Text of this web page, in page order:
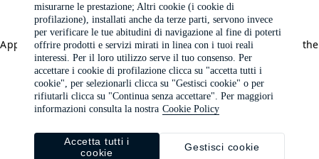
Application error: a client-side exception has occurred (see the
browser console for more information).
misurarne le prestazione; Altri cookie (i cookie di
profilazione), installati anche da terze parti, servono invece
per verificare le tue abitudini di navigazione al fine di poterti
offrire prodotti e servizi mirati in linea con i tuoi reali
interessi. Per il loro utilizzo serve il tuo consenso. Per
accettare i cookie di profilazione clicca su "accetta tutti i
cookie", per selezionarli clicca su "Gestisci cookie" o per
rifiutarli clicca su "Continua senza accettare". Per maggiori
informazioni consulta la nostra Cookie Policy
Gestisci cookie
Accetta tutti i
cookie